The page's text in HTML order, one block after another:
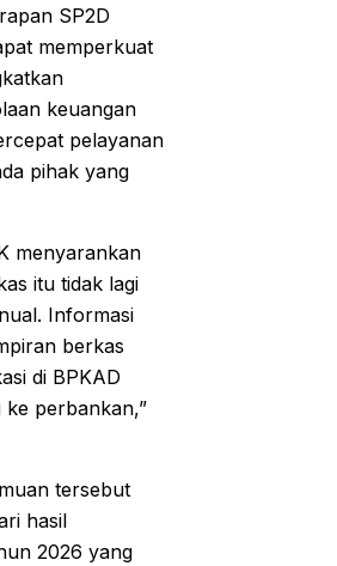
SP2D
memperkuat
keuangan
pelayanan
pihak yang
menyarankan
itu tidak lagi
Informasi
berkas
di BPKAD
ke perbankan,”
tersebut
hasil
2026 yang